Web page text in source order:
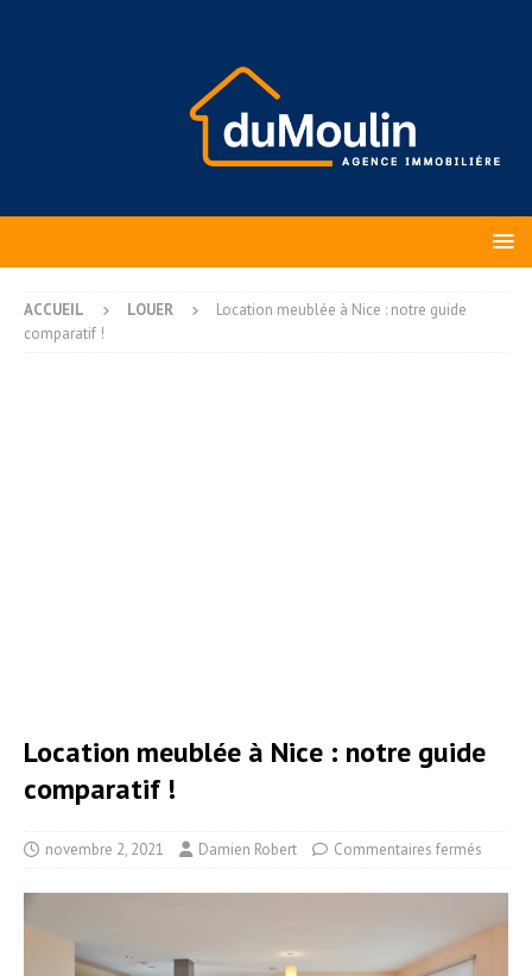
ACCUEIL LOUER
Location meublée à Nice : notre guide
comparatif !
Location meublée à Nice : notre guide
comparatif !
novembre 2, 2021 Damien Robert Commentaires fermés